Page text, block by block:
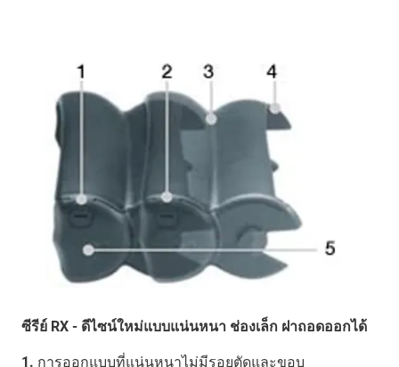
ซีรีย์ RX - ดีไซน์ใหม่แบบแน่นหนา ช่องเล็ก ฝาถอดออกได้
1. การออกแบบที่แน่นหนาไม่มีรอยตัดและขอบ